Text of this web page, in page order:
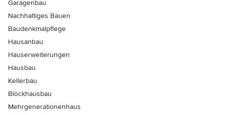
Garagenbau
Nachhaltiges Bauen
Baudenkmalpflege
Hausanbau
Hauserweiterungen
Hausbau
Kellerbau
Blockhausbau
Mehrgenerationenhaus